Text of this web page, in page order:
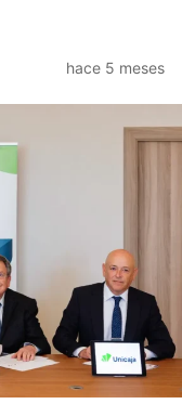
hace 5 meses